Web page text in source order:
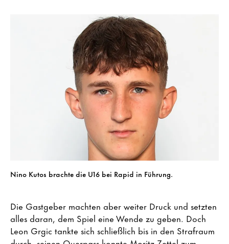
Nino Kutos brachte die U16 bei Rapid in Führung.
Die Gastgeber machten aber weiter Druck und setzten
alles daran, dem Spiel eine Wende zu geben. Doch
Leon Grgic tankte sich schließlich bis in den Strafraum